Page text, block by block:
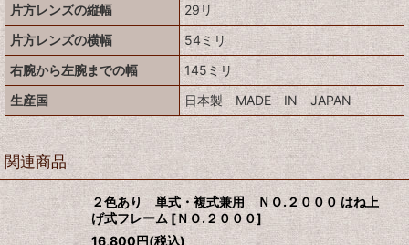
片方レンズの縦幅
29リ
片方レンズの横幅
54ミリ
右腕から左腕までの幅
145ミリ
生産国
日本製 MADE IN JAPAN
関連商品
２色あり 単式・複式兼用 ＮＯ.２０００ はね上
げ式フレーム [ＮＯ.２０００]
16,800円(税込)